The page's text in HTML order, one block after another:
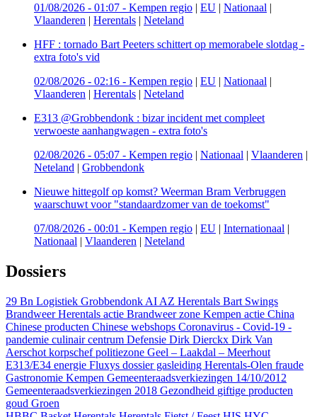
01/08/2026 - 01:07 - Kempen regio | EU | Nationaal |
Vlaanderen | Herentals | Neteland
HFF : tornado Bart Peeters schittert op memorabele slotdag -
extra foto's vid
02/08/2026 - 02:16 - Kempen regio | EU | Nationaal |
Vlaanderen | Herentals | Neteland
E313 @Grobbendonk : bizar incident met compleet
verwoeste aanhangwagen - extra foto's
02/08/2026 - 05:07 - Kempen regio | Nationaal | Vlaanderen |
Neteland | Grobbendonk
Nieuwe hittegolf op komst? Weerman Bram Verbruggen
waarschuwt voor "standaardzomer van de toekomst"
07/08/2026 - 00:01 - Kempen regio | EU | Internationaal |
Nationaal | Vlaanderen | Neteland
Dossiers
29 Bn Logistiek Grobbendonk AI AZ Herentals Bart Swings
Brandweer Herentals actie Brandweer zone Kempen actie China
Chinese producten Chinese webshops Coronavirus - Covid-19 -
pandemie culinair centrum Defensie Dirk Dierckx Dirk Van
Aerschot korpschef politiezone Geel – Laakdal – Meerhout
E313/E34 energie Fluxys dossier gasleiding Herentals-Olen fraude
Gastronomie Kempen Gemeenteraadsverkiezingen 14/10/2012
Gemeenteraadsverkiezingen 2018 Gezondheid giftige producten
goud Groen